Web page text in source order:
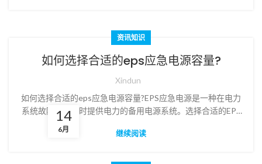
资讯知识
如何选择合适的eps应急电源容量?
Xindun
如何选择合适的eps应急电源容量?EPS应急电源是一种在电力
系统故障或停电时提供电力的备用电源系统。选择合适的EPS
电源容量非常重要，因为过小的容量可能无法满足负载需求，
过大的容量则会浪费资源。
继续阅读
14
6月